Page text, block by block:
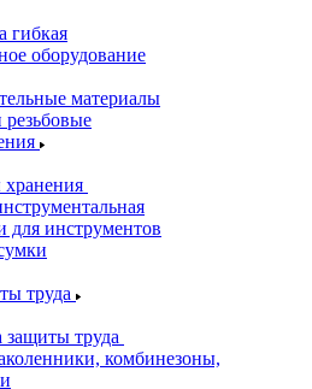
гибкая
оборудование
материалы
для инструментов
труда
защиты труда
комбинезоны,